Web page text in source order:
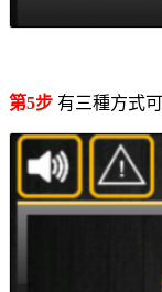
第5步 有三種方式